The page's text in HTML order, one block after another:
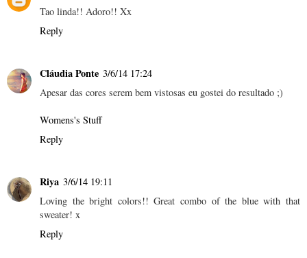
Tao linda!! Adoro!! Xx
Reply
Cláudia Ponte 3/6/14 17:24
Apesar das cores serem bem vistosas eu gostei do resultado ;)
Womens's Stuff
Reply
Riya 3/6/14 19:11
Loving the bright colors!! Great combo of the blue with that
sweater! x
Reply